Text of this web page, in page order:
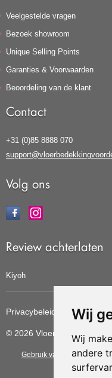
Wij
Wij
andere
Veelgestelde vragen
Bezoek showroom
Unique Selling Points
Garanties & Voorwaarden
Beoordeling van de klant
Contact
+31 (0)85 8888 070
Volg ons
Review achterlaten
Kiyoh
Privacybeleid Cookiebeleid
© 2026
Gebruik van deze site